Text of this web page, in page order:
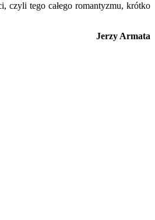
czyli tego całego romantyzmu, krótko
Jerzy Armata